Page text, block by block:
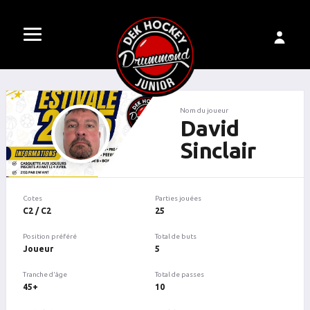
Nom du joueur
David
Sinclair
Cotes
C2 / C2
Position préféré
Joueur
Tranche d'âge
45+
Parties jouées
25
Total de buts
5
Total de passes
10